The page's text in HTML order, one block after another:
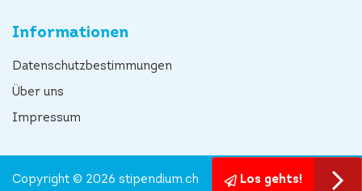
Informationen
Datenschutzbestimmungen
Über uns
Impressum
Los gehts!
Copyright © 2026 stipendium.ch